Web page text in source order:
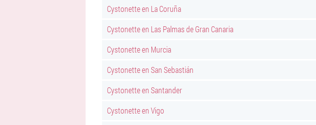
Cystonette en La Coruña
Cystonette en Las Palmas de Gran Canaria
Cystonette en Murcia
Cystonette en San Sebastián
Cystonette en Santander
Cystonette en Vigo